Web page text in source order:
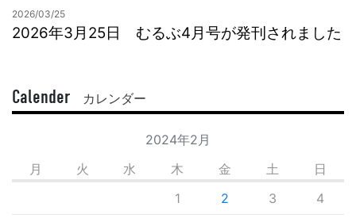
2026/03/25
2026年3月25日 むるぶ4月号が発刊されました
Calender カレンダー
2024年2月
月
火 水 木 金 土 日
1 2 3 4